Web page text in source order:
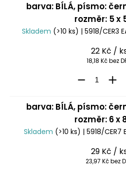
barva: BÍLÁ, písmo:
rozměr: 5 x
Skladem (>10 ks) | 5918/CER3
22 Kč /
18,18 Kč bez
barva: BÍLÁ, písmo:
rozměr: 6 x
Skladem (>10 ks) | 5918/CER7
29 Kč /
23,97 Kč bez